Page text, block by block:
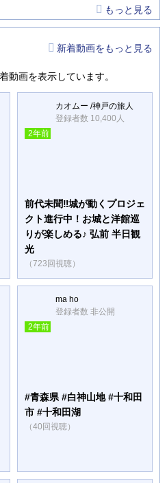
もっと見る
新着動画をもっと見る
動画を表示しています。
カオムー /神戸の旅人
登録者数 10,400人
2年前
前代未聞‼︎城が動くプロジェ
クト進行中！お城と洋館巡
りが楽しめる♪ 弘前 半日観
光
（723回視聴）
ma ho
登録者数 非公開
2年前
#青森県 #白神山地 #十和田
市 #十和田湖
（40回視聴）